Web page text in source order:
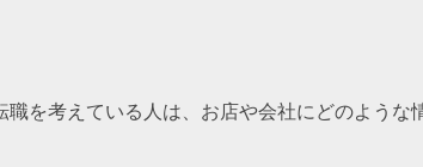
職を考えている人は、お店や会社にどのよう